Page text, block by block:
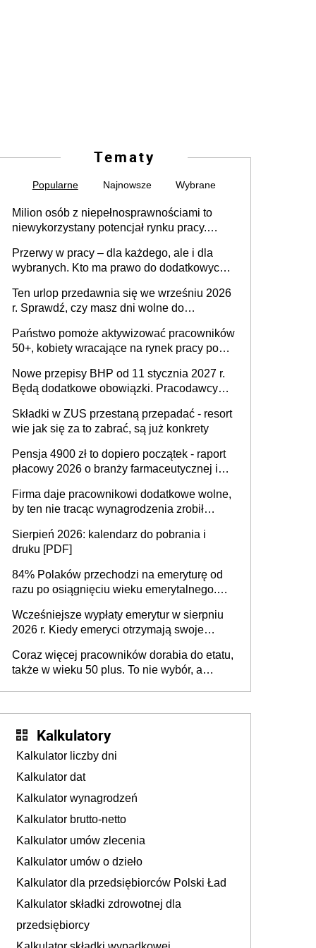
Tematy
Popularne Najnowsze Wybrane
Milion osób z niepełnosprawnościami to
niewykorzystany potencjał rynku pracy.
dofinansowań czy refundacji, ale bariery po
stronie systemu i świadomości
pracodawców [WYWIAD]
Przerwy w pracy – dla każdego, ale i dla
wybranych. Kto ma prawo do dodatkowych
Ten urlop przedawnia się we wrześniu 2026
r. Sprawdź, czy masz dni wolne do
Państwo pomoże aktywizować pracowników
50+, kobiety wracające na rynek pracy po
osoby neuroatypowe. Powstanie Fundusz
na rzecz Inkluzywności w Zatrudnianiu?
Nowe przepisy BHP od 11 stycznia 2027 r.
Będą dodatkowe obowiązki. Pracodawcy
Składki w ZUS przestaną przepadać - resort
wie jak się za to zabrać, są już konkrety
Pensja 4900 zł to dopiero początek - raport
płacowy 2026 o branży farmaceutycznej i
Firma daje pracownikowi dodatkowe wolne,
by ten nie tracąc wynagrodzenia zrobił
sprawdza
Sierpień 2026: kalendarz do pobrania i
druku [PDF]
84% Polaków przechodzi na emeryturę od
razu po osiągnięciu wieku emerytalnego.
dłużej, ale czy jest w stanie? Pracownicy
45+ to siła napędowa gospodarki
Wcześniejsze wypłaty emerytur w sierpniu
2026 r. Kiedy emeryci otrzymają swoje
Coraz więcej pracowników dorabia do etatu,
także w wieku 50 plus. To nie wybór, a
Kalkulatory
Kalkulator liczby dni
Kalkulator dat
Kalkulator wynagrodzeń
Kalkulator brutto-netto
Kalkulator umów zlecenia
Kalkulator umów o dzieło
Kalkulator dla przedsiębiorców Polski Ład
Kalkulator składki zdrowotnej dla
przedsiębiorcy